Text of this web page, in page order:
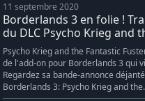
11 septembre 2020
Borderlands 3 en folie !
du DLC Psycho Krieg and
Psycho Krieg and the Fantastic
de l'add-on pour Borderlands 3 qui
Regardez sa bande-annonce
Borderlands 3: Psycho Krieg and